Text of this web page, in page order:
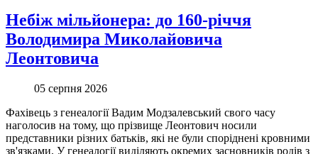
Небіж мільйонера: до 160-річчя
Володимира Миколайовича
Леонтовича
05 серпня 2026
Фахівець з генеалогії Вадим Модзалевський свого часу
наголосив на тому, що прізвище Леонтович носили
представники різних батьків, які не були споріднені кровними
зв'язками. У генеалогії виділяють окремих засновників родів з